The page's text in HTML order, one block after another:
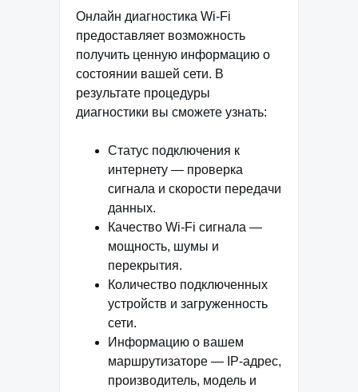
Онлайн диагностика Wi-Fi
предоставляет возможность
получить ценную информацию о
состоянии вашей сети. В
результате процедуры
диагностики вы сможете узнать:
Статус подключения к
интернету — проверка
сигнала и скорости передачи
данных.
Качество Wi-Fi сигнала —
мощность, шумы и
перекрытия.
Количество подключенных
устройств и загруженность
сети.
Информацию о вашем
маршрутизаторе — IP-адрес,
производитель, модель и